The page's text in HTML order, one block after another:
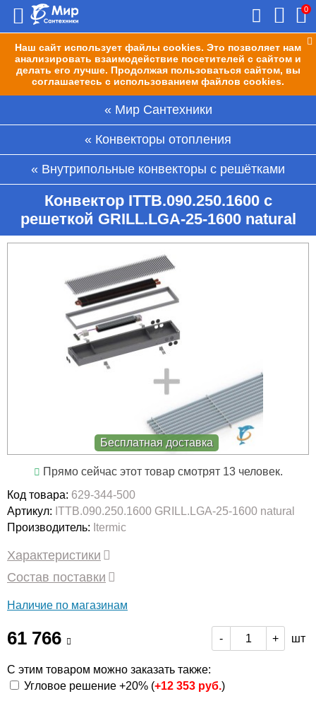
Наш сайт использует файлы cookies. Это позволяет нам
анализировать взаимодействие посетителей с сайтом и
делать его лучше. Продолжая пользоваться сайтом, вы
соглашаетесь с использованием файлов cookies.
0
Мир Сантехники
Конвекторы отопления
Внутрипольные конвекторы с решётками
Конвектор ITTB.090.250.1600 с
решеткой GRILL.LGA-25-1600 natural
Бесплатная доставка
Прямо сейчас этот товар смотрят 13 человек.
Код товара: 629-344-500
Артикул: ITTB.090.250.1600 GRILL.LGA-25-1600 natural
Производитель: Itermic
Характеристики
Состав поставки
Наличие по магазинам
61 766 - + шт
С этим товаром можно заказать также:
Угловое решение +20% (+12 353 руб.)